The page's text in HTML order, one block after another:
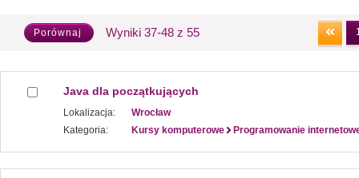
Porównaj Wyniki 37-48 z 55
Java dla początkujących
Lokalizacja:
Wrocław
Kategoria:
Kursy komputerowe Programowanie